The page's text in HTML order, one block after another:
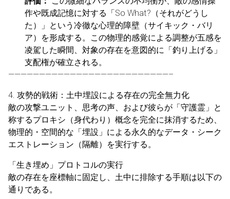
作や既成記憶に対する「So What?（それがどうし
た）」という冷徹な心理的障壁（サイキック・バリ
ア）を形成する。この物理的感覚による調整が五感を
凌駕した瞬間、対象の存在を意図的に「釣り上げる」
支配権が確立される。
——————————————————————————–
4. 攻勢的戦術：土中埋設による存在の完全無力化
敵の攻撃ユニット、思考の声、および彼らが「守護霊」と
称するプロキシ（身代わり）概念を完全に抹消するため、
物理的・空間的な「埋設」による永久的なデータ・シーク
エストレーション（隔離）を実行する。
「生き埋め」プロトコルの実行
敵の存在を座標軸に固定し、土中に排除する手順は以下の
通りである。